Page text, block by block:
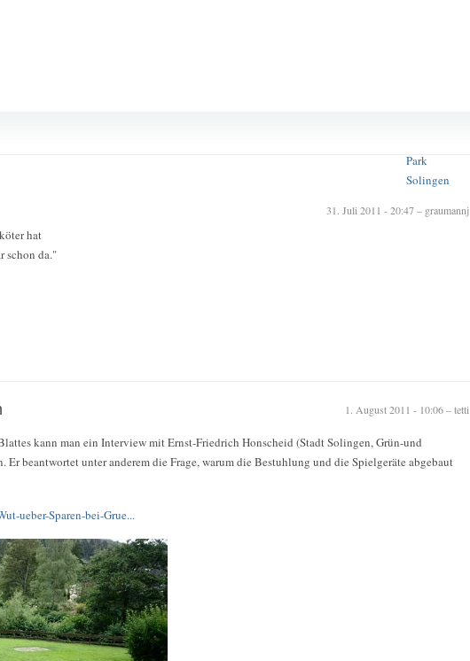
Park
Solingen
31. Juli 2011 - 20:47 – graumannj
hat
schon da."
1. August 2011 - 10:06 – tetti
kann man ein Interview mit Ernst-Friedrich Honscheid (Stadt Solingen, Grün-und
Er beantwortet unter anderem die Frage, warum die Bestuhlung und die Spielgeräte abgebaut
ueber-Sparen-bei-Grue...